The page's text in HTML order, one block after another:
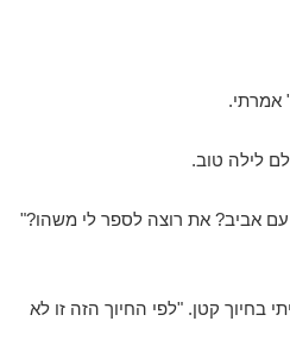
אמרתי.
לילה טוב.
אביב? את רוצה לספר לי משהו?"
בחיוך קטן. "לפי החיוך הזה זו לא